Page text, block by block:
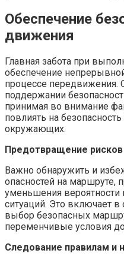
Обеспечение
движения
Главная забота при
обеспечение
процессе передвижения.
поддержании
принимая во внимание
повлиять на
окружающих.
Предотвращение рисков
Важно обнаружить и
опасностей на маршруте,
уменьшения
ситуаций. Это включает
выбор безопасных
переменчивые условия
Следование правилам и